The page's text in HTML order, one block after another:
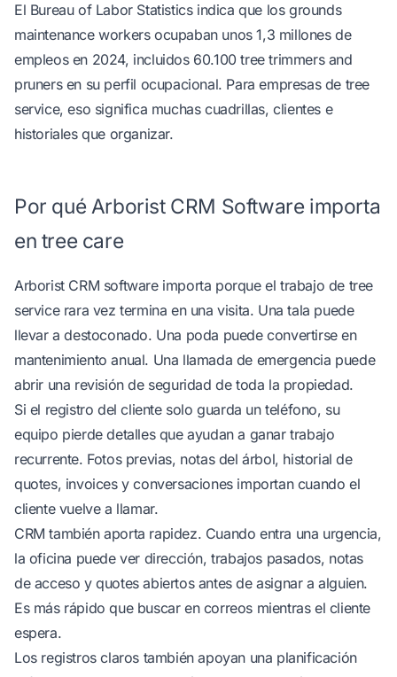
El Bureau of Labor Statistics indica que los grounds
maintenance workers ocupaban unos 1,3 millones de
empleos en 2024, incluidos 60.100 tree trimmers and
pruners en su perfil ocupacional. Para empresas de tree
service, eso significa muchas cuadrillas, clientes e
historiales que organizar.
Por qué Arborist CRM Software importa
en tree care
Arborist CRM software importa porque el trabajo de tree
service rara vez termina en una visita. Una tala puede
llevar a destoconado. Una poda puede convertirse en
mantenimiento anual. Una llamada de emergencia puede
abrir una revisión de seguridad de toda la propiedad.
Si el registro del cliente solo guarda un teléfono, su
equipo pierde detalles que ayudan a ganar trabajo
recurrente. Fotos previas, notas del árbol, historial de
quotes, invoices y conversaciones importan cuando el
cliente vuelve a llamar.
CRM también aporta rapidez. Cuando entra una urgencia,
la oficina puede ver dirección, trabajos pasados, notas
de acceso y quotes abiertos antes de asignar a alguien.
Es más rápido que buscar en correos mientras el cliente
espera.
Los registros claros también apoyan una planificación